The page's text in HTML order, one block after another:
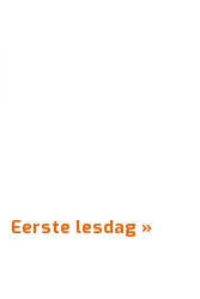
Eerste lesdag »